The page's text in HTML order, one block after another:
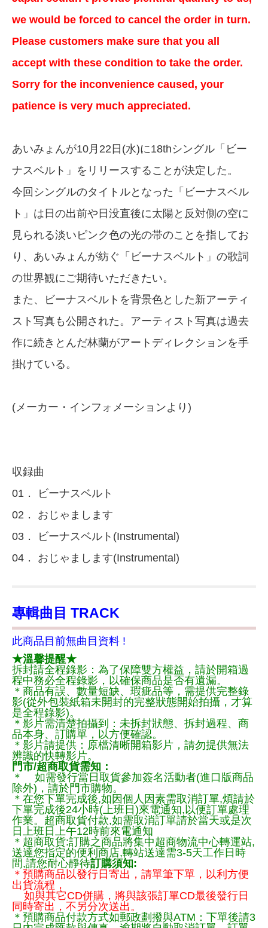
we would be forced to cancel the order in turn.
Please customers make sure that you all
accept with these condition to take the order.
Sorry for the inconvenience caused, your
patience is very much appreciated.
あいみょんが10月22日(水)に18thシングル「ビー
ナスベルト」をリリースすることが決定した。
今回シングルのタイトルとなった「ビーナスベル
ト」は日の出前や日没直後に太陽と反対側の空に
見られる淡いピンク色の光の帯のことを指してお
り、あいみょんが紡ぐ「ビーナスベルト」の歌詞
の世界観にご期待いただきたい。
また、ビーナスベルトを背景色とした新アーティ
スト写真も公開された。アーティスト写真は過去
作に続きとんだ林蘭がアートディレクションを手
掛けている。
(メーカー・インフォメーションより)
収録曲
01． ビーナスベルト
02． おじゃまします
03． ビーナスベルト(Instrumental)
04． おじゃまします(Instrumental)
專輯曲目 TRACK
此商品目前無曲目資料 !
★溫馨提醒★
拆封請全程錄影：為了保障雙方權益，請於開箱過
程中務必全程錄影，以確保商品是否有遺漏。
＊商品有誤、數量短缺、瑕疵品等，需提供完整錄
影(從外包裝紙箱未開封的完整狀態開始拍攝，才算
是全程錄影)。
＊影片需清楚拍攝到：未拆封狀態、拆封過程、商
品本身、訂購單，以方便確認。
＊影片請提供：原檔清晰開箱影片，請勿提供無法
辨識的快轉影片。
門市/超商取貨需知：
＊ 如需發行當日取貨參加簽名活動者(進口版商品
除外)，請於門市購物。
＊在您下單完成後,如因個人因素需取消訂單,煩請於
下單完成後24小時(上班日)來電通知,以便訂單處理
作業。超商取貨付款,如需取消訂單請於當天或是次
日上班日上午12時前來電通知
＊超商取貨:訂購之商品將集中超商物流中心轉運站,
送達您指定的便利商店,轉站送達需3-5天工作日時
間,請您耐心靜待訂購須知:
＊預購商品以發行日寄出，請單筆下單，以利方便
出貨流程，
如與其它CD併購，將與該張訂單CD最後發行日
同時寄出，不另分次送出。
＊預購商品付款方式如郵政劃撥與ATM：下單後請3